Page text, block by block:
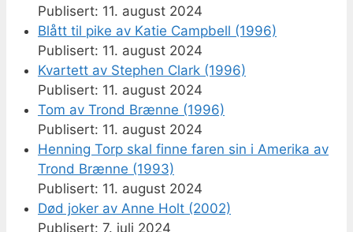
11. august 2024
Blått til pike av Katie Campbell (1996)
11. august 2024
Kvartett av Stephen Clark (1996)
11. august 2024
Tom av Trond Brænne (1996)
11. august 2024
Henning Torp skal finne faren sin i Amerika av
Trond Brænne (1993)
11. august 2024
Død joker av Anne Holt (2002)
7. juli 2024